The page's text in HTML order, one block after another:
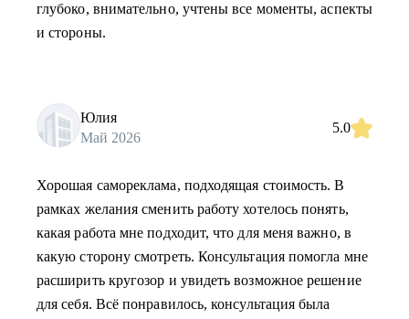
глубоко, внимательно, учтены все моменты, аспекты
и стороны.
Юлия
Май 2026
5.0
Хорошая самореклама, подходящая стоимость. В
рамках желания сменить работу хотелось понять,
какая работа мне подходит, что для меня важно, в
какую сторону смотреть. Консультация помогла мне
расширить кругозор и увидеть возможное решение
для себя. Всё понравилось, консультация была